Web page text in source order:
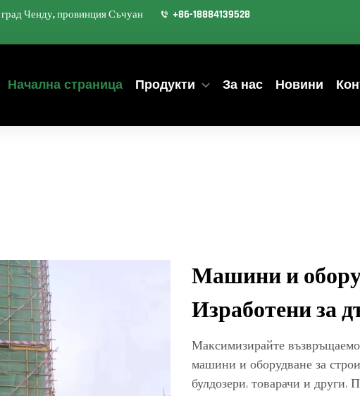
Ченду, провинция Съчуан
+86-18884139528
Начална страница Продукти За нас Новини
Машини и
Изработени за
Максимизирайте
машини и оборудване за
булдозери, товарачи и други.